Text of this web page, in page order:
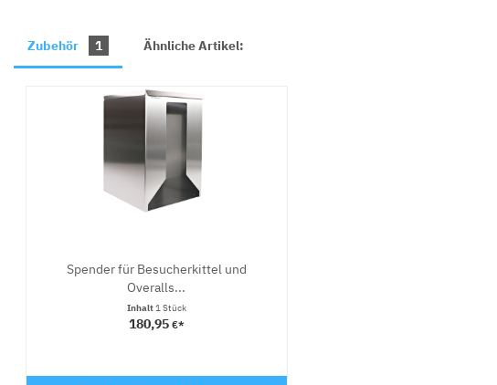
Zubehör 1 Ähnliche Artikel:
Spender für Besucherkittel und
Overalls...
Inhalt1 Stück
180,95 €*